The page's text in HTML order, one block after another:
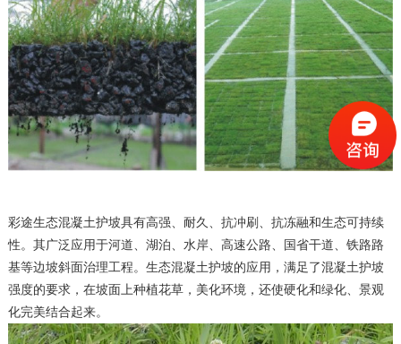
彩途生态混凝土护坡具有高强、耐久、抗冲刷、抗冻融和生态可持续
性。其广泛应用于河道、湖泊、水岸、高速公路、国省干道、铁路路
基等边坡斜面治理工程。生态混凝土护坡的应用，满足了混凝土护坡
强度的要求，在坡面上种植花草，美化环境，还使硬化和绿化、景观
化完美结合起来。